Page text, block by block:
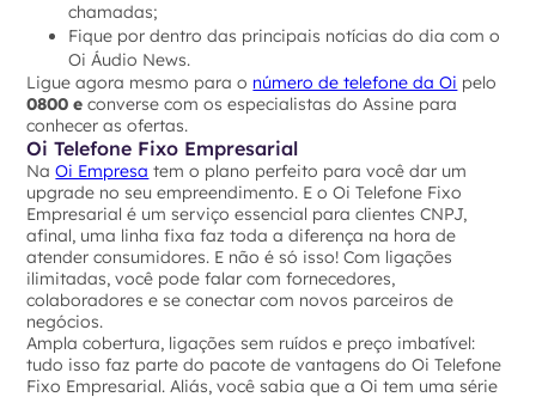
chamadas;
Fique por dentro das principais notícias do dia com o
Oi Áudio News.
Ligue agora mesmo para o número de telefone da Oi pelo
0800 e converse com os especialistas do Assine para
conhecer as ofertas.
Oi Telefone Fixo Empresarial
NaOi Empresa tem o plano perfeito para você dar um
upgrade no seu empreendimento. E o Oi Telefone Fixo
Empresarial é um serviço essencial para clientes CNPJ,
afinal, uma linha fixa faz toda a diferença na hora de
atender consumidores. E não é só isso! Com ligações
ilimitadas, você pode falar com fornecedores,
colaboradores e se conectar com novos parceiros de
negócios.
Ampla cobertura, ligações sem ruídos e preço imbatível:
tudo isso faz parte do pacote de vantagens do Oi Telefone
Fixo Empresarial. Aliás, você sabia que a Oi tem uma série